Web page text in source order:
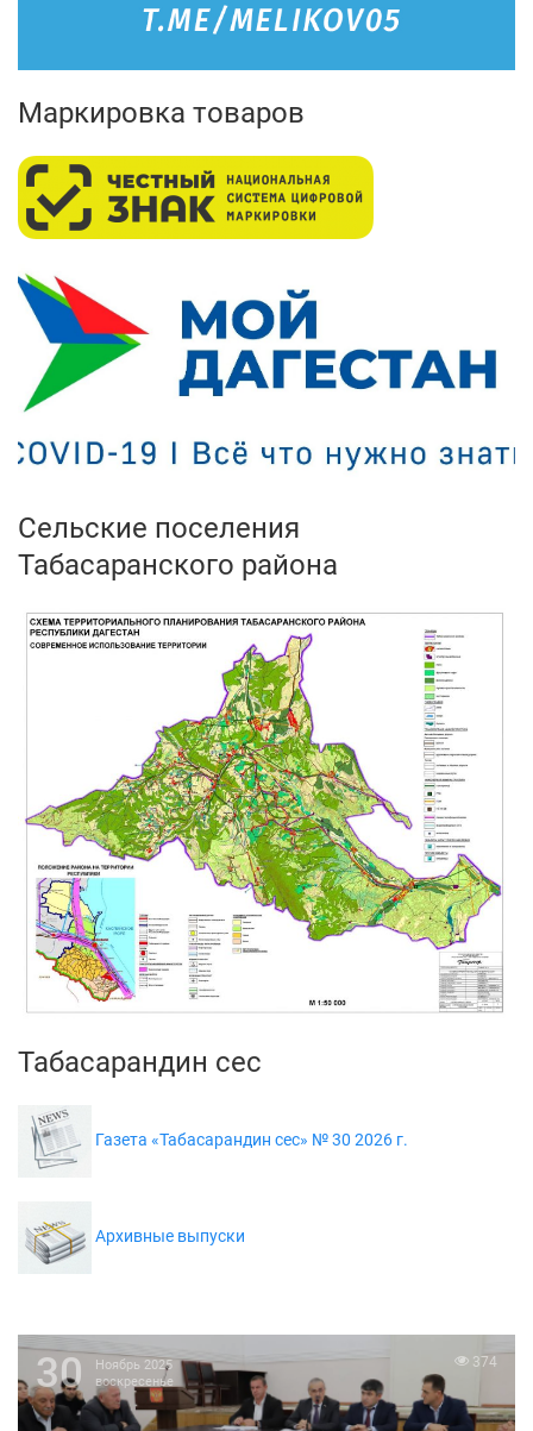
19
Ноябрь 2025
среда
378
Маркировка товаров
Сельские поселения
Табасаранского района
Табасарандин сес
Газета «Табасарандин сес» № 30 2026 г.
Архивные выпуски